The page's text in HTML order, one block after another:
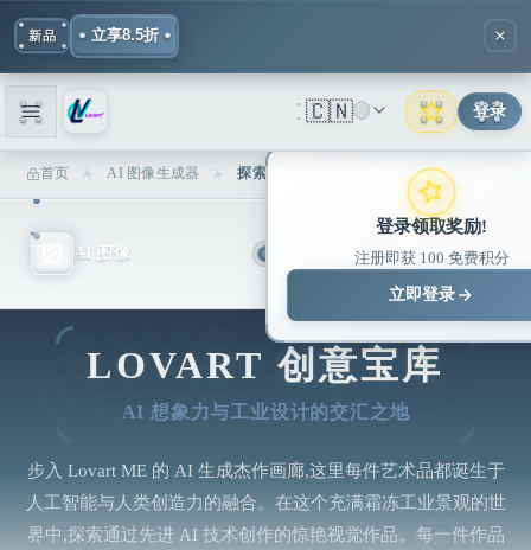
新品 立享8.5折
🇨🇳 登录
登录领取奖励!
注册即获 100 免费积分
立即登录
首页 AI 图像生成器
AI 图像 AI 视频
LOVART 创意宝库
AI 想象力与工业设计的交汇之地
步入 Lovart ME 的 AI 生成杰作画廊,这里每件艺术品都诞生于
人工智能与人类创造力的融合。在这个充满霜冻工业景观的世
界中,探索通过先进 AI 技术创作的惊艳视觉作品。每一件作品